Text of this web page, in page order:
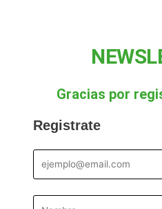
Gracias por
Registrate